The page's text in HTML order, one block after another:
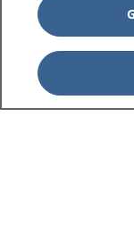
1177 på flera